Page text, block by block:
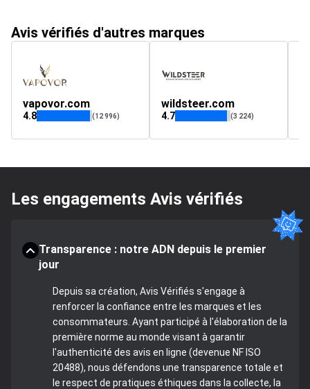
Avis vérifiés d'autres marques
vapovor.com
4.8 (12 996)
wildsteer.com
4.7 (3 224)
Les engagements Avis vérifiés
Transparence : notre ADN depuis le premier
jour
Depuis sa création, Avis Vérifiés s'engage à
renforcer la confiance entre les marques et les
consommateurs. Ayant participé à l'élaboration de la
première norme au monde visant à garantir
l'authenticité des avis en ligne (devenue NF ISO
20488), nous défendons une transparence totale et
le respect de pratiques éthiques dans la collecte, la